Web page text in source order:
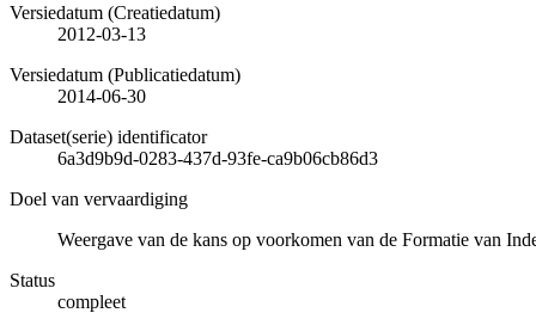
Versiedatum (Creatiedatum)
2012-03-13
Versiedatum (Publicatiedatum)
2014-06-30
Dataset(serie) identificator
6a3d9b9d-0283-437d-93fe-ca9b06cb86d3
Doel van vervaardiging
Weergave van de kans op voorkomen van de Formatie van
Status
compleet